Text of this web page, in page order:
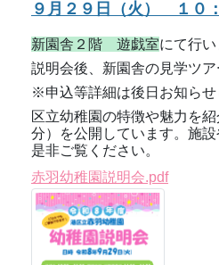
９月２９日（火） １０
新園舎２階 遊戯室にて行い
説明会後、新園舎の見学ツア
※申込等詳細は後日お知らせ
区立幼稚園の特徴や魅力を
分）を公開しています。施
是非ご覧ください。
赤羽幼稚園説明会.pdf